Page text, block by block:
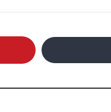
责任，以整改实效
教育、医疗、养老